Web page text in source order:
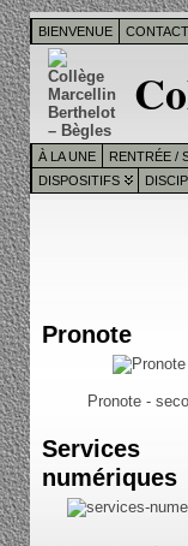
BIENVENUE CONTACT
À LA UNE RENTRÉE /
DISPOSITIFS
Pronote
Pronote -
Services
numériques